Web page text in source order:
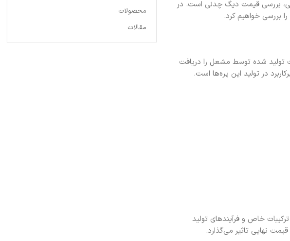
بررسی قیمت دیگ چدنی است. در
بررسی خواهیم کرد.
تولید شده توسط مشعل را دریافت
در تولید این پره‌ها است.
خاص و فرآیندهای تولید
نهایی تاثیر می‌گذارد.
محصولات
مقالات